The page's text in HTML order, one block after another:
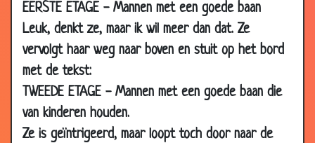
EERSTE ETAGE - Mannen met een goede baan
Leuk, denkt ze, maar ik wil meer dan dat. Ze
vervolgt haar weg naar boven en stuit op het bord
met de tekst:
TWEEDE ETAGE - Mannen met een goede baan die
van kinderen houden.
Ze is geïntrigeerd, maar loopt toch door naar de